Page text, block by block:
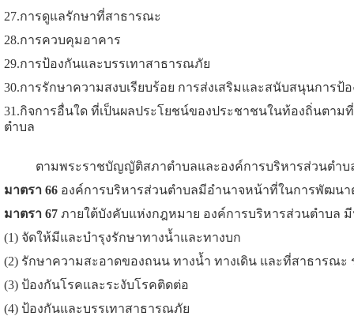
27.การดูแลรักษาที่สาธารณะ
28.การควบคุมอาคาร
29.การป้องกันและบรรเทาสาธารณภัย
30.การรักษาความสงบเรียบร้อย การส่งเสริมและสนับสนุนการ
31.กิจการอื่นใด ที่เป็นผลประโยชน์ของประชาชนในท้องถิ่นตา
ตำบล
ตามพระราชบัญญัติสภาตำบลและองค์การบริหารส่วนตำบล
มาตรา 66 องค์การบริหารส่วนตำบลมีอำนาจหน้าที่ในการพัฒน
มาตรา 67 ภายใต้บังคับแห่งกฎหมาย องค์การบริหารส่วนตำบล
(1) จัดให้มีและบำรุงรักษาทางน้ำและทางบก
(2) รักษาความสะอาดของถนน ทางน้ำ ทางเดิน และที่สาธารณ
(3) ป้องกันโรคและระงับโรคติดต่อ
(4) ป้องกันและบรรเทาสาธารณภัย